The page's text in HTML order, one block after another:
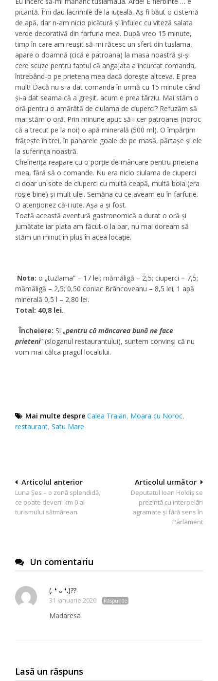
picantă. Îmi dau lacrimile de la iuțeală. Aș fi băut o cisternă
de apă, dar n-am nicio picătură şi înfulec cu viteză salata
verde decorativă din farfuria mea. După vreo 15 minute,
timp în care am reușit să-mi răcesc un sfert din tuslama,
apare o doamnă (cică e patroana) la masa noastră și-și
cere scuze pentru faptul că angajata a încurcat comanda,
întrebând-o pe prietena mea dacă dorește altceva. E prea
mult! Dacă nu s-a dat comanda în urmă cu 15 minute când
și-a dat seama că a greșit, acum e prea târziu. Mai stăm o
oră pentru o amărâtă de ciulama de ciuperci? Refuzăm să
mai stăm o oră. Prin minune apuc să-i cer patroanei (noroc
că a trecut pe la noi) o apă minerală (500 ml). O împărțim
frățește în trei, în paharele goale de pe masă, părtașe și ele
la suferința noastră.
Chelnerița reapare cu o porție de mâncare pentru prietena
mea, fără să o comande. Nu era nicio ciulama de ciuperci
ci doar un sote de ciuperci cu multă ceapă, multă boia (era
roșie bine) și mult ulei. Semăna cu ce aveam eu în farfurie.
O atenționez că-i iute. Aşa a şi fost.
Toată această aventură gastronomică a durat o oră și
jumătate iar plata am făcut-o la bar, nu mai doream să
stăm un minut în plus în acea locație.
Nota: o „tuzlama” – 17 lei; mămăligă – 2,5; ciuperci – 7,5;
mămăligă – 2,5; 0,50 coniac Brâncoveanu – 8,5 lei; 1 apă
minerală 0,5 l – 2,80 lei.
Total: 40,8 lei.
Încheiere: Şi „pentru că mâncarea bună ne face
prieteni” (sloganul restaurantului), suntem convinşi că nu
vom mai călca pragul localului.
Mai multe despre Calea Traian, Moara cu Noroc,
restaurant,Satu Mare
Navigare
în
articole
Articolul următor
Deputatul Ioan Holdiş se
prezintă cu interpelări
agramate şi fără sens în
Parlament
Articolul anterior
Luna Şes – o zonă splendidă,
ce poate deveni km 0 al
turismului sătmărean
Un comentariu
(. ❛ ᴗ ❛.)??
31 ianuarie 2020 Răspunde
Madaresa
Lasă un răspuns